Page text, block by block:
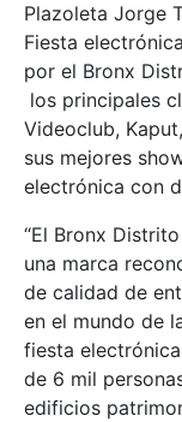
Plazoleta Jorge
Fiesta
por el Bronx
los principales
Videoclub,
sus mejores
electrónica con
“El Bronx
una marca
de calidad de
en el mundo de
fiesta
de 6 mil
edificios